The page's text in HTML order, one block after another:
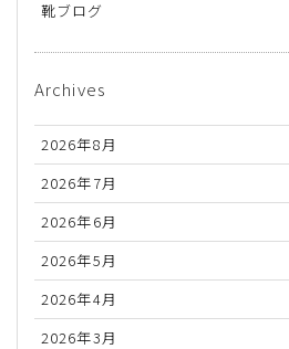
靴ブログ
Archives
2026年8月
2026年7月
2026年6月
2026年5月
2026年4月
2026年3月